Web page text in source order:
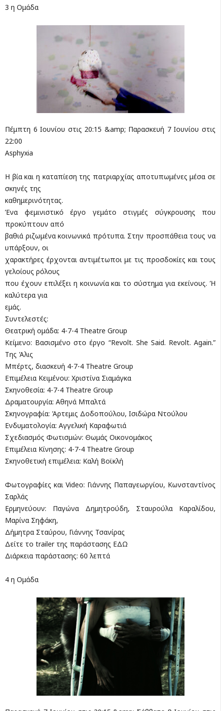
3 η Ομάδα
Πέμπτη 6 Ιουνίου στις 20:15 &amp; Παρασκευή 7 Ιουνίου στις
22:00
Asphyxia
Η βία και η καταπίεση της πατριαρχίας αποτυπωμένες μέσα σε
σκηνές της
καθημερινότητας.
Ένα φεμινιστικό έργο γεμάτο στιγμές σύγκρουσης που
προκύπτουν από
βαθιά ριζωμένα κοινωνικά πρότυπα. Στην προσπάθεια τους να
υπάρξουν, οι
χαρακτήρες έρχονται αντιμέτωποι με τις προσδοκίες και τους
γελοίους ρόλους
που έχουν επιλέξει η κοινωνία και το σύστημα για εκείνους. Ή
καλύτερα για
εμάς.
Συντελεστές:
Θεατρική ομάδα: 4-7-4 Theatre Group
Κείμενο: Βασισμένο στο έργο “Revolt. She Said. Revolt. Again.”
Της Άλις
Μπέρτς, διασκευή 4-7-4 Theatre Group
Επιμέλεια Κειμένου: Χριστίνα Σιαμάγκα
Σκηνοθεσία: 4-7-4 Theatre Group
Δραματουργία: Αθηνά Μπαλτά
Σκηνογραφία: Άρτεμις Δοδοπούλου, Ισιδώρα Ντούλου
Ενδυματολογία: Αγγελική Καραφωτιά
Σχεδιασμός Φωτισμών: Θωμάς Οικονομάκος
Επιμέλεια Κίνησης: 4-7-4 Theatre Group
Σκηνοθετική επιμέλεια: Καλή Βοϊκλή
Φωτογραφίες και Video: Γιάννης Παπαγεωργίου, Κωνσταντίνος
Σαρλάς
Ερμηνεύουν: Παγώνα Δημητρούδη, Σταυρούλα Καραλίδου,
Μαρίνα Σηφάκη,
Δήμητρα Σταύρου, Γιάννης Τσανίρας
Δείτε το trailer της παράστασης ΕΔΩ
Διάρκεια παράστασης: 60 λεπτά
4 η Ομάδα